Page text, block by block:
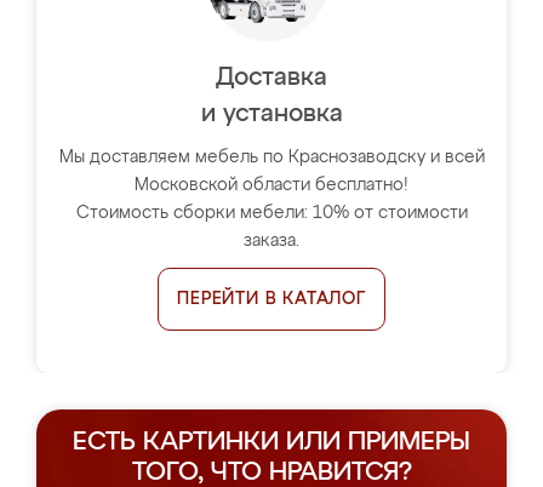
Доставка
и установка
Мы доставляем мебель по Краснозаводску и всей
Московской области бесплатно!
Стоимость сборки мебели: 10% от стоимости
заказа.
ПЕРЕЙТИ В КАТАЛОГ
ЕСТЬ КАРТИНКИ ИЛИ ПРИМЕРЫ
ТОГО, ЧТО НРАВИТСЯ?